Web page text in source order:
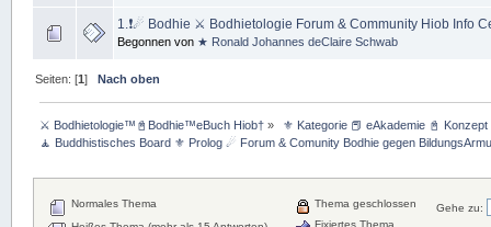
1.❗☄ Bodhie ⚔ Bodhietologie Forum & Community Hiob Info
Begonnen von ★ Ronald Johannes deClaire Schwab
Seiten: [1]Nach oben
⚔ Bodhietologie™📓Bodhie™eBuch Hiob† »
⚜ Kategorie 📕 eAkademie 📓
🧘 Buddhistisches Board ⚜ Prolog ☄ Forum & Comunity Bodhie gegen
Gehe zu:
Normales Thema
Thema geschlossen
Fixiertes Thema